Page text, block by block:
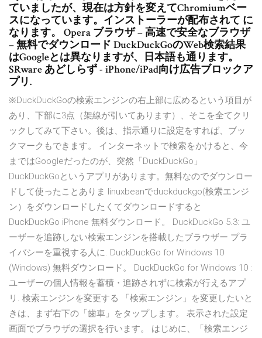
ていましたが、現在は方針を変えてChromiumベー
スになっています。インストーラーが配布されて に
なります。 Opera ブラウザ – 高速で安全なブラウザ
– 無料でダウンロード DuckDuckGoのWeb検索結果
はGoogleとは異なりますが、日本語も通ります。
SRware あどしらず - iPhone/iPad向け広告ブロックア
プリ.
※DuckDuckGoの検索エンジンの右上部に広めるという項目が
あり、下部に3点（架線が引いてあります）、そこを全てクリ
ックしてみて下さい。後は、指示通りに設定をすれば、ブッ
クマークもできます。 インターネットで検索をかけると、今
まではGoogleだったのが、突然「DuckDuckGo」
DuckDuckGoというアプリがあります。無料なのでダウンロー
ドして使ったことありま linuxbeanでduckduckgo(検索エンジ
ン）をダウンロードしたくてダウンロードすると
DuckDuckGo iPhone 無料ダウンロード。 DuckDuckGo 5.3: ユ
ーザーを追跡しない検索エンジンを搭載したブラウザー プラ
イバシーを重視する人に. DuckDuckGo for Windows 10
(Windows) 無料ダウンロード。 DuckDuckGo for Windows 10 :
ユーザーの個人情報を蓄積・追跡されずに検索が行えるアプ
リ. 検索エンジンを変更する 「検索エンジン」を変更したいと
きは、まず右下の「歯車」をタップします。 表示された設定
画面でブラウザの選択を行います。 はじめに、「検索エンジ